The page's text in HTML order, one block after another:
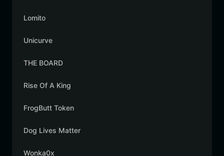
Lomito
Unicurve
THE BOARD
Rise Of A King
FrogButt Token
Dog Lives Matter
Wonka0x